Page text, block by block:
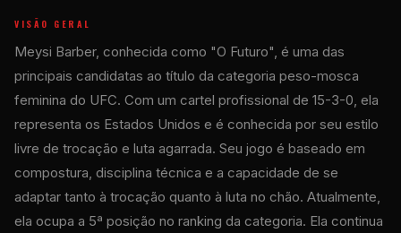
VISÃO GERAL
Meysi Barber, conhecida como "O Futuro", é uma das
principais candidatas ao título da categoria peso-mosca
feminina do UFC. Com um cartel profissional de 15-3-0, ela
representa os Estados Unidos e é conhecida por seu estilo
livre de trocação e luta agarrada. Seu jogo é baseado em
compostura, disciplina técnica e a capacidade de se
adaptar tanto à trocação quanto à luta no chão. Atualmente,
ela ocupa a 5ª posição no ranking da categoria. Ela continua